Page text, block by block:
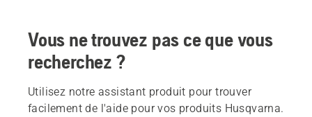
Vous ne trouvez pas ce que vous
recherchez ?
Utilisez notre assistant produit pour trouver
facilement de l'aide pour vos produits Husqvarna.